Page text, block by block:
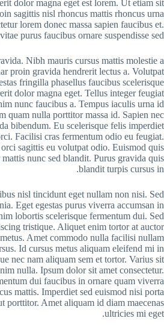
dolor magna eget est lorem. Ut etiam sit
sagittis nisl rhoncus mattis rhoncus urna
lorem donec massa sapien faucibus et.
purus faucibus ornare suspendisse sed.
Nibh mauris cursus mattis molestie a
proin gravida hendrerit lectus a. Volutpat
fringilla phasellus faucibus scelerisque
dolor magna eget. Tellus integer feugiat
nunc faucibus a. Tempus iaculis urna id
quam nulla porttitor massa id. Sapien nec
bibendum. Eu scelerisque felis imperdiet
Facilisi cras fermentum odio eu feugiat.
sagittis eu volutpat odio. Euismod quis
nunc sed blandit. Purus gravida quis
blandit turpis cursus in.
nisl tincidunt eget nullam non nisi. Sed
Eget egestas purus viverra accumsan in
lobortis scelerisque fermentum dui. Sed
tristique. Aliquet enim tortor at auctor
Amet commodo nulla facilisi nullam
Id cursus metus aliquam eleifend mi in
nec nam aliquam sem et tortor. Varius sit
nulla. Ipsum dolor sit amet consectetur.
dui faucibus in ornare quam viverra
mattis. Imperdiet sed euismod nisi porta
porttitor. Amet aliquam id diam maecenas
ultricies mi eget.